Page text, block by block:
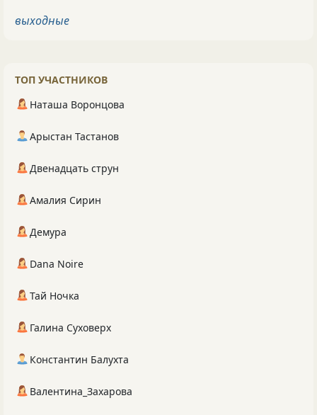
выходные
ТОП УЧАСТНИКОВ
Наташа Воронцова
Арыстан Тастанов
Двенадцать струн
Амалия Сирин
Демура
Dana Noire
Тай Ночка
Галина Суховерх
Константин Балухта
Валентина_Захарова